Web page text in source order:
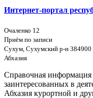
Интернет-портал
Очаленко 12
Приём по записи
Сухум, Сухумский р-н 384900
Абхазия
Справочная
заинтересованных в
Абхазия курортной и